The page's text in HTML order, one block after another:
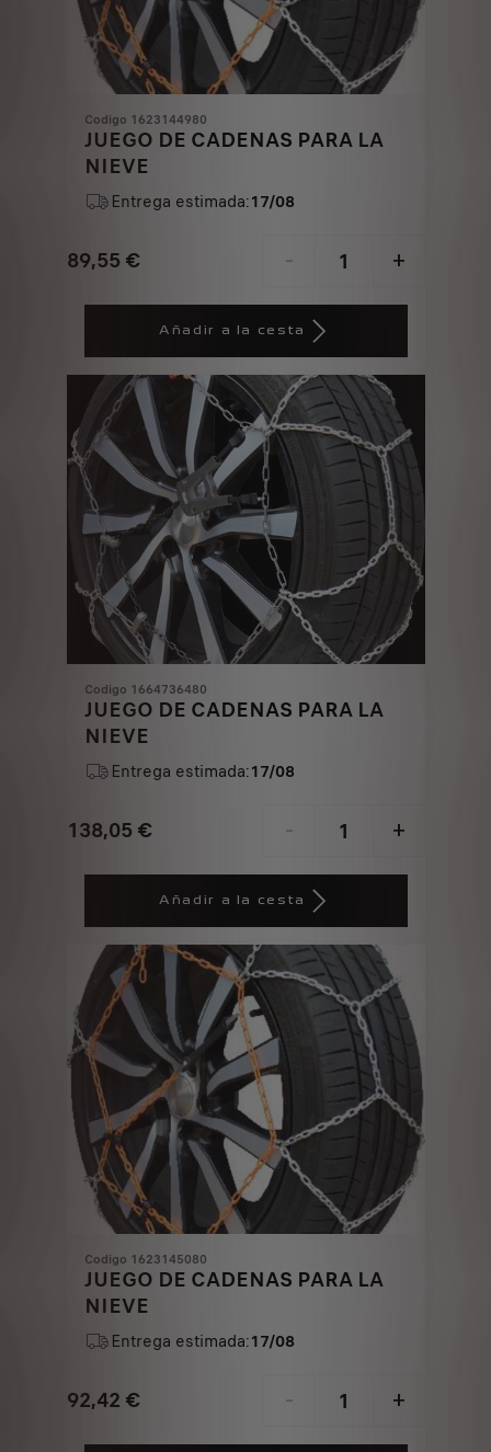
Codigo 1623144980
JUEGO DE CADENAS PARA LA
NIEVE
Entrega estimada:17/08
89,55 €
Price
€
- +
Quantity
1
Añadir a la cesta
Codigo 1664736480
JUEGO DE CADENAS PARA LA
NIEVE
Entrega estimada:17/08
138,05 €
Price
- +
Quantity
Añadir a la cesta
Codigo 1623145080
JUEGO DE CADENAS PARA LA
NIEVE
Entrega estimada:17/08
92,42 €
Price
- +
Quantity